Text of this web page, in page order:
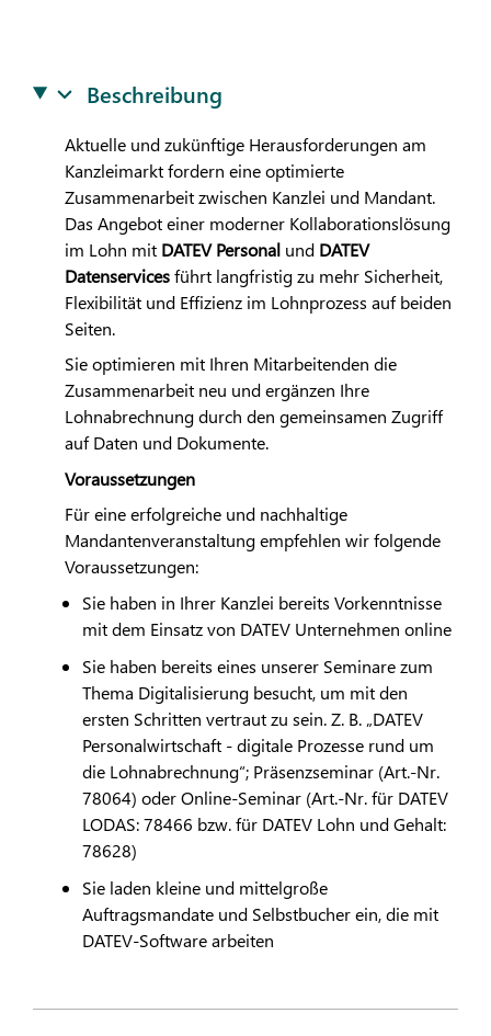
Beschreibung
Aktuelle und zukünftige Herausforderungen am
Kanzleimarkt fordern eine optimierte
Zusammenarbeit zwischen Kanzlei und Mandant.
Das Angebot einer moderner Kollaborationslösung
im Lohn mit DATEVPersonalund DATEV
Datenservicesführt langfristig zu mehr Sicherheit,
Flexibilität und Effizienz im Lohnprozess auf beiden
Seiten.
Sie optimieren mit Ihren Mitarbeitenden die
Zusammenarbeit neu und ergänzen Ihre
Lohnabrechnung durch den gemeinsamen Zugriff
auf Daten und Dokumente.
Voraussetzungen
Für eine erfolgreiche und nachhaltige
Mandantenveranstaltung empfehlen wir folgende
Voraussetzungen:
Sie haben in Ihrer Kanzlei bereits Vorkenntnisse
mit dem Einsatz von DATEVUnternehmen online
Sie haben bereits eines unserer Seminare zum
Thema Digitalisierung besucht, um mit den
ersten Schritten vertraut zu sein. Z. B. „DATEV
Personalwirtschaft - digitale Prozesse rund um
die Lohnabrechnung“; Präsenzseminar (Art.-Nr.
78064) oder Online-Seminar (Art.-Nr. für DATEV
LODAS: 78466 bzw. für DATEVLohn und Gehalt:
78628)
Sie laden kleine und mittelgroße
Auftragsmandate und Selbstbucher ein, die mit
DATEV-Software arbeiten